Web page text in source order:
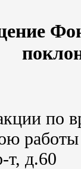
по
работы
т, д.60